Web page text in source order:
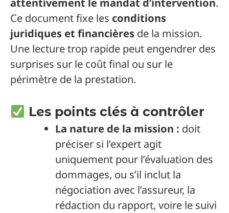
attentivement le mandat d’intervention.
Ce document fixe les conditions
juridiques et financières de la mission.
Une lecture trop rapide peut engendrer des
surprises sur le coût final ou sur le
périmètre de la prestation.
Les points clés à contrôler
La nature de la mission : doit
préciser si l’expert agit
uniquement pour l’évaluation des
dommages, ou s’il inclut la
négociation avec l’assureur, la
rédaction du rapport, voire le suivi